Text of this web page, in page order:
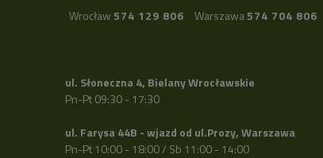
Wrocław 574 129 806 Warszawa574 704 806
ul. Słoneczna 4, Bielany Wrocławskie
Pn-Pt 09:30 - 17:30
ul. Farysa 44B - wjazd od ul.Prozy, Warszawa
Pn-Pt 10:00 - 18:00 / Sb 11:00 - 14:00